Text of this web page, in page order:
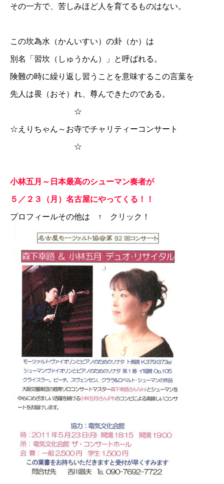
その一方で、苦しみほど人を育てるものはない。
この坎為水（かんいすい）の卦（か）は
別名「習坎（しゅうかん）」と呼ばれる。
険難の時に繰り返し習うことを意味するこの言葉を
先人は畏（おそ）れ、尊んできたのである。
☆
☆ えりちゃん～お寺でチャリティーコンサート
☆
小林五月～日本最高のシューマン奏者が
５／２３（月）名古屋にやってくる！！
プロフィールその他は ↑ クリック！